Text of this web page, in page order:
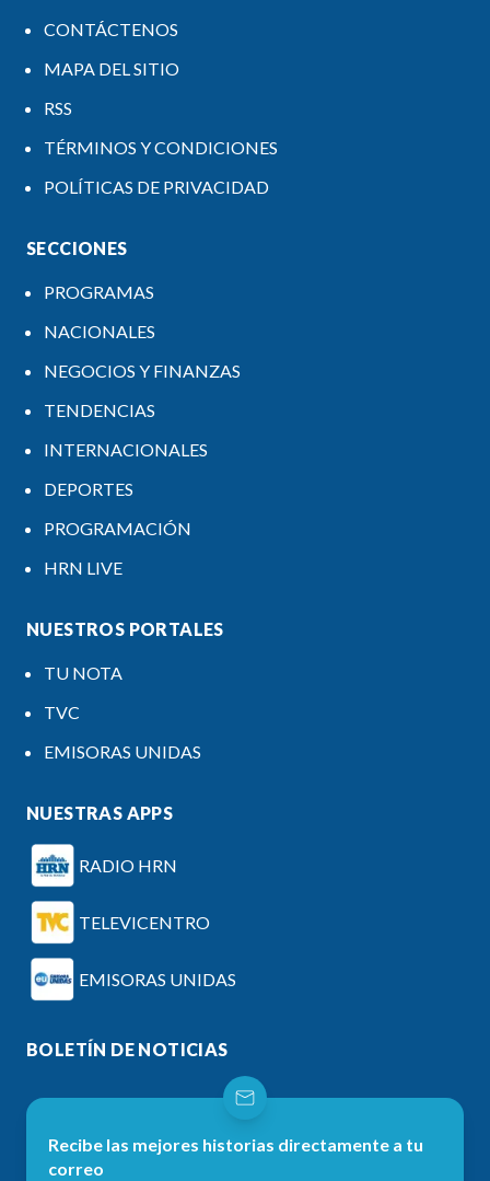
CONTÁCTENOS
MAPA DEL SITIO
RSS
TÉRMINOS Y CONDICIONES
POLÍTICAS DE PRIVACIDAD
SECCIONES
PROGRAMAS
NACIONALES
NEGOCIOS Y FINANZAS
TENDENCIAS
INTERNACIONALES
DEPORTES
PROGRAMACIÓN
HRN LIVE
NUESTROS PORTALES
TU NOTA
TVC
EMISORAS UNIDAS
NUESTRAS APPS
RADIO HRN
TELEVICENTRO
EMISORAS UNIDAS
BOLETÍN DE NOTICIAS
Recibe las mejores historias directamente a tu
correo